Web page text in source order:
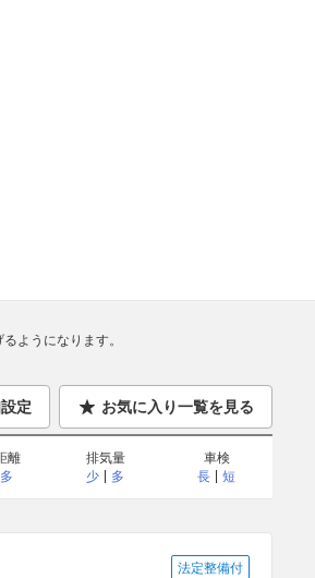
ようになります。
定 お気に入り一覧を見る
離
多
排気量
少
多
車検
長
短
法定整備付